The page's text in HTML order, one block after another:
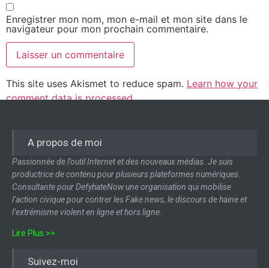
Enregistrer mon nom, mon e-mail et mon site dans le
navigateur pour mon prochain commentaire.
This site uses Akismet to reduce spam. Learn how your
comment data is processed.
A propos de moi
Passionnée de l’outil Internet et des nouveaux médias. Je suis
productrice de contenu pour plusieurs plateformes numériques.
Consultante pour DefyhateNow une organisation qui mobilise
l’action civique pour contrer les Fake news, le discours de haine et
l’extrémisme violent en ligne et hors ligne.
Lire Plus >>
Suivez-moi